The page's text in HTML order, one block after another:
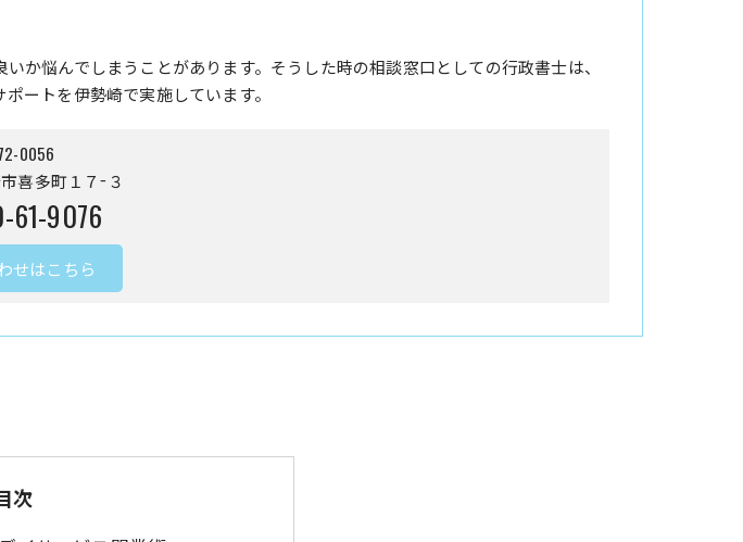
か悩んでしまうことがあります。そうした時の相談窓口としての行政書士は、
ートを伊勢崎で実施しています。
0056
喜多町１７−３
61-9076
せはこちら
次